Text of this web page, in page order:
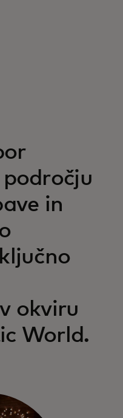
z izjemnimi
izpolnjuje
premožnih
in
okviru
World.